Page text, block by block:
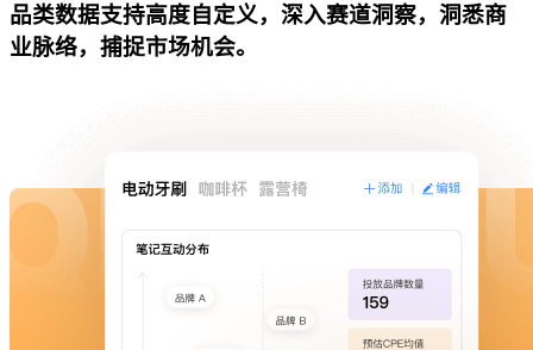
品类数据支持高度自定义，深入赛道洞察，洞悉商
业脉络，捕捉市场机会。